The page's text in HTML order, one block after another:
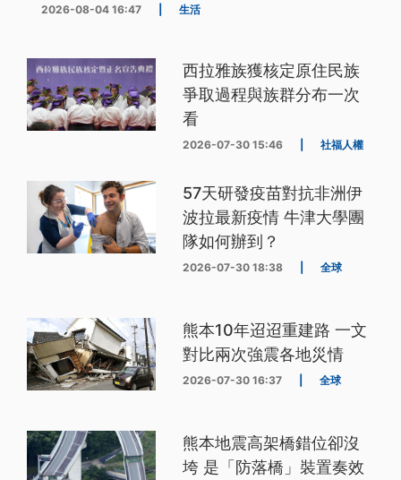
2026-08-04 16:47 生活
西拉雅族獲核定原住民族
爭取過程與族群分布一次
看
2026-07-30 15:46 社福人權
57天研發疫苗對抗非洲伊
波拉最新疫情 牛津大學團
隊如何辦到？
2026-07-30 18:38 全球
熊本10年迢迢重建路 一文
對比兩次強震各地災情
2026-07-30 16:37 全球
熊本地震高架橋錯位卻沒
垮 是「防落橋」裝置奏效